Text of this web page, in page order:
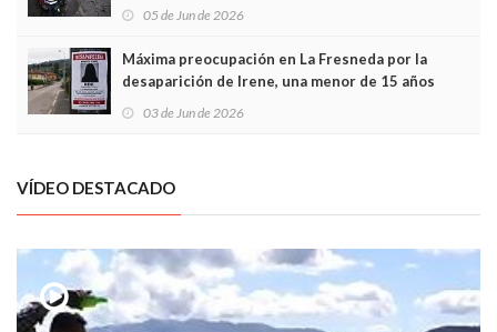
frontal
05 de Jun de 2026
Máxima preocupación en La Fresneda por la
desaparición de Irene, una menor de 15 años
03 de Jun de 2026
VÍDEO DESTACADO